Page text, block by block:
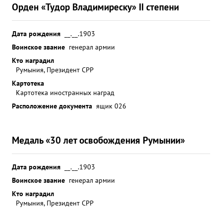
Орден «Тудор Владимиреску» II степени
Дата рождения
__.__.1903
Воинское звание генерал армии
Кто наградил
Румыния, Президент СРР
Картотека
Картотека иностранных наград
Расположение документа ящик 026
Медаль «30 лет освобождения Румынии»
Дата рождения
__.__.1903
Воинское звание генерал армии
Кто наградил
Румыния, Президент СРР